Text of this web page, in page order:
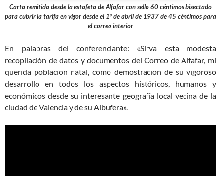
Carta remitida desde la estafeta de Alfafar con sello 60 céntimos bisectado
para cubrir la tarifa en vigor desde el 1º de abril de 1937 de 45 céntimos para
el correo interior
En palabras del conferenciante: «Sirva esta modesta
recopilación de datos y documentos del Correo de Alfafar, mi
querida población natal, como demostración de su vigoroso
desarrollo en todos los aspectos históricos, humanos y
económicos desde su interesante geografía local vecina de la
ciudad de Valencia y de su Albufera».